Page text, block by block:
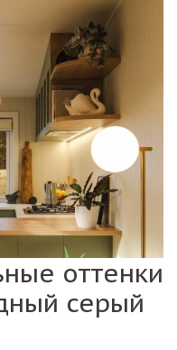
оттенки
серый